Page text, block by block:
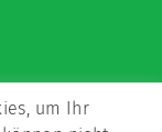
um Ihr